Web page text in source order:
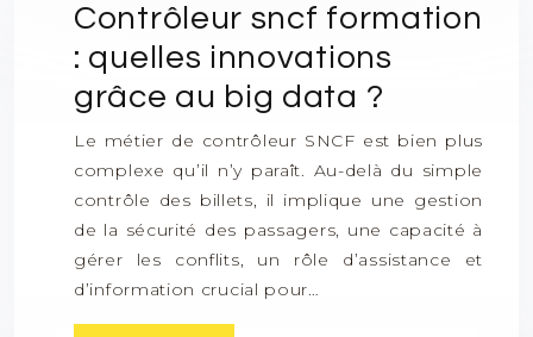
Contrôleur sncf formation
: quelles innovations
grâce au big data ?
Le métier de contrôleur SNCF est bien plus
complexe qu’il n’y paraît. Au-delà du simple
contrôle des billets, il implique une gestion
de la sécurité des passagers, une capacité à
gérer les conflits, un rôle d’assistance et
d’information crucial pour…